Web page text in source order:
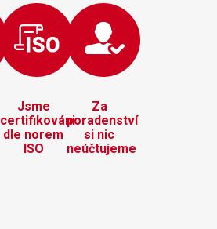
Jsme
certifikováni
dle norem
ISO
Za
poradenství
si nic
neúčtujeme